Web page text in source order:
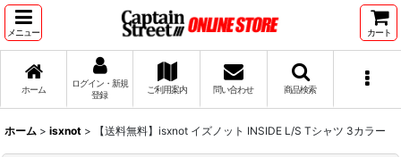
メニュー カート
ホーム
ログイン・新規
登録
ご利用案内 問い合わせ 商品検索
ホーム > isxnot > 【送料無料】isxnot イズノット INSIDE L/S Tシャツ 3カラー